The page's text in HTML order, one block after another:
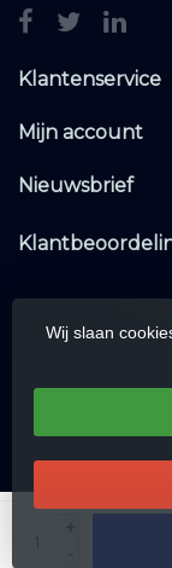
Klantenservice
Mijn account
Nieuwsbrief
Wij slaan